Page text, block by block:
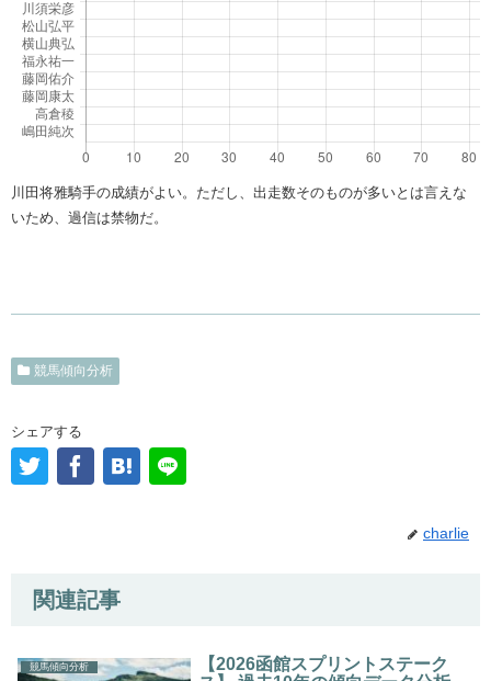
川田将雅騎手の成績がよい。ただし、出走数そのものが多いとは言えな
いため、過信は禁物だ。
競馬傾向分析
シェアする
charlie
関連記事
競馬傾向分析
【2026函館スプリントステーク